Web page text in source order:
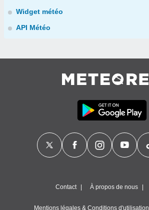
Widget météo
API Météo
Contact À propos de nous
Mentions légales & Conditions d'utilisation